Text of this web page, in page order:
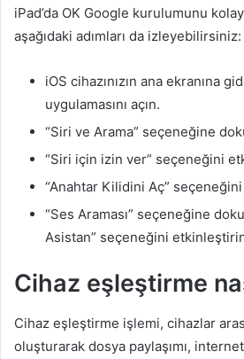
iPad’da OK Google kurulumunu
aşağıdaki adımları da izleyebilirsiniz:
iOS cihazınızın ana ekranına
uygulamasını açın.
“Siri ve Arama” seçeneğine
“Siri için izin ver” seçeneğini
“Anahtar Kilidini Aç”
“Ses Araması” seçeneğine
Asistan” seçeneğini
Cihaz eşleştirme
Cihaz eşleştirme işlemi, cihazlar
oluşturarak dosya paylaşımı,